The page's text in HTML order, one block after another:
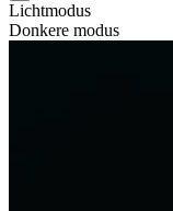
Lichtmodus
Donkere modus